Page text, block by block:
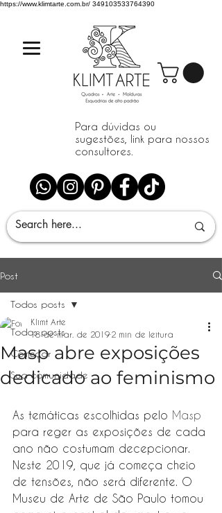
https://www.klimtarte.com.br/ 349103533764390
Para dúvidas ou
sugestões, link para nossos
consultores.
Post
Todos posts
Começar
Sua comunidade
Todos posts
Masp abre exposições
dedicado ao feminismo
Klimt Arte
18 de mar. de 2019 2 min de leitura
As temáticas escolhidas pelo Masp
para reger as exposições de cada
ano não costumam decepcionar.
Neste 2019, que já começa cheio
de tensões, não será diferente. O
Museu de Arte de São Paulo tomou